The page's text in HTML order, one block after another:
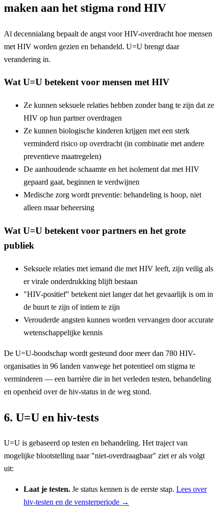
maken aan het stigma rond HIV
Al decennialang bepaalt de angst voor HIV-overdracht hoe mensen
met HIV worden gezien en behandeld. U=U brengt daar
verandering in.
Wat U=U betekent voor mensen met HIV
Ze kunnen seksuele relaties hebben zonder bang te zijn dat ze
HIV op hun partner overdragen
Ze kunnen biologische kinderen krijgen met een sterk
verminderd risico op overdracht (in combinatie met andere
preventieve maatregelen)
De aanhoudende schaamte en het isolement dat met HIV
gepaard gaat, beginnen te verdwijnen
Medische zorg wordt preventie: behandeling is hoop, niet
alleen maar beheersing
Wat U=U betekent voor partners en het grote
publiek
Seksuele relaties met iemand die met HIV leeft, zijn veilig als
er virale onderdrukking blijft bestaan
"HIV-positief" betekent niet langer dat het gevaarlijk is om in
de buurt te zijn of intiem te zijn
Verouderde angsten kunnen worden vervangen door accurate
wetenschappelijke kennis
De U=U-boodschap wordt gesteund door meer dan 780 HIV-
organisaties in 96 landen vanwege het potentieel om stigma te
verminderen — een barrière die in het verleden testen, behandeling
en openheid over de hiv-status in de weg stond.
6. U=U en hiv-tests
U=U is gebaseerd op testen en behandeling. Het traject van
mogelijke blootstelling naar "niet-overdraagbaar" ziet er als volgt
uit:
Laat je testen. Je status kennen is de eerste stap. Lees over
hiv-testen en de vensterperiode →